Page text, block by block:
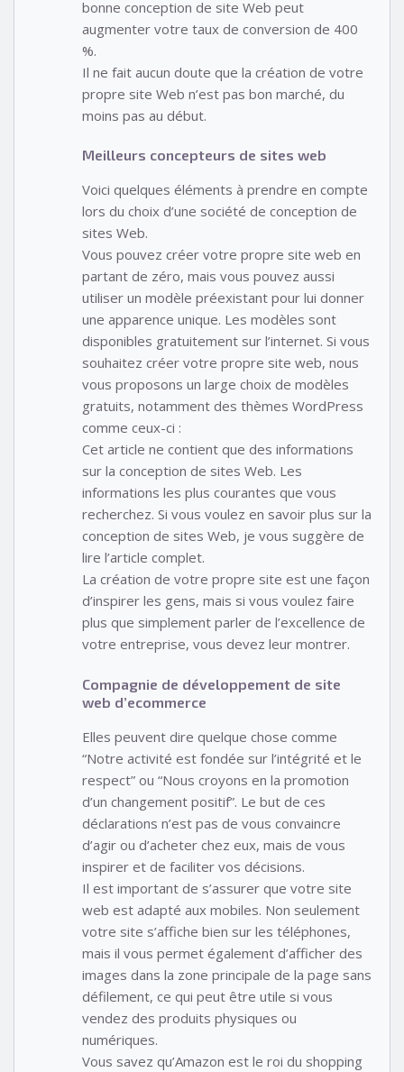
bonne conception de site Web peut
augmenter votre taux de conversion de 400
%.
Il ne fait aucun doute que la création de votre
propre site Web n’est pas bon marché, du
moins pas au début.
Meilleurs concepteurs de sites web
Voici quelques éléments à prendre en compte
lors du choix d’une société de conception de
sites Web.
Vous pouvez créer votre propre site web en
partant de zéro, mais vous pouvez aussi
utiliser un modèle préexistant pour lui donner
une apparence unique. Les modèles sont
disponibles gratuitement sur l’internet. Si vous
souhaitez créer votre propre site web, nous
vous proposons un large choix de modèles
gratuits, notamment des thèmes WordPress
comme ceux-ci :
Cet article ne contient que des informations
sur la conception de sites Web. Les
informations les plus courantes que vous
recherchez. Si vous voulez en savoir plus sur la
conception de sites Web, je vous suggère de
lire l’article complet.
La création de votre propre site est une façon
d’inspirer les gens, mais si vous voulez faire
plus que simplement parler de l’excellence de
votre entreprise, vous devez leur montrer.
Compagnie de développement de site
web d’ecommerce
Elles peuvent dire quelque chose comme
“Notre activité est fondée sur l’intégrité et le
respect” ou “Nous croyons en la promotion
d’un changement positif”. Le but de ces
déclarations n’est pas de vous convaincre
d’agir ou d’acheter chez eux, mais de vous
inspirer et de faciliter vos décisions.
Il est important de s’assurer que votre site
web est adapté aux mobiles. Non seulement
votre site s’affiche bien sur les téléphones,
mais il vous permet également d’afficher des
images dans la zone principale de la page sans
défilement, ce qui peut être utile si vous
vendez des produits physiques ou
numériques.
Vous savez qu’Amazon est le roi du shopping